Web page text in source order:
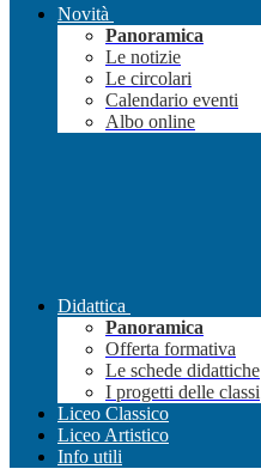
Novità
Panoramica
Le notizie
Le circolari
Calendario eventi
Albo online
Didattica
Panoramica
Offerta formativa
Le schede didattiche
I progetti delle classi
Liceo Classico
Liceo Artistico
Info utili